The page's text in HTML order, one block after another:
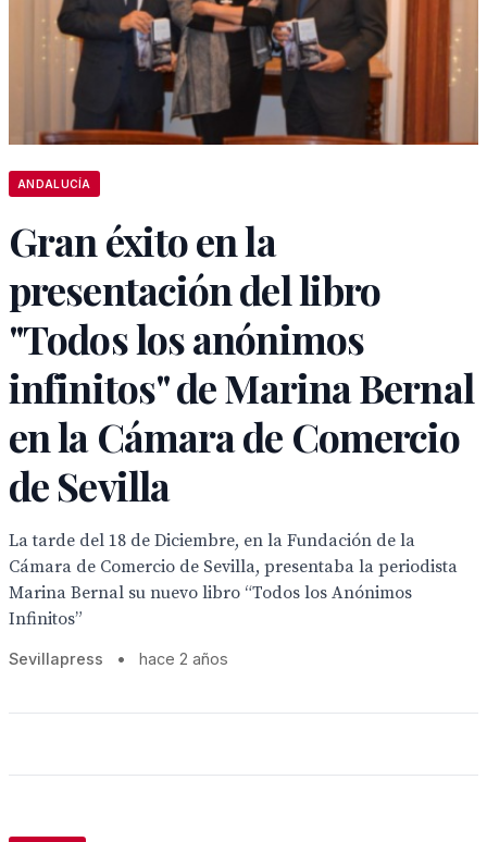
ANDALUCÍA
Gran éxito en la
presentación del libro
"Todos los anónimos
infinitos" de Marina Bernal
en la Cámara de Comercio
de Sevilla
La tarde del 18 de Diciembre, en la Fundación de la
Cámara de Comercio de Sevilla, presentaba la periodista
Marina Bernal su nuevo libro “Todos los Anónimos
Infinitos”
Sevillapress • hace 2 años